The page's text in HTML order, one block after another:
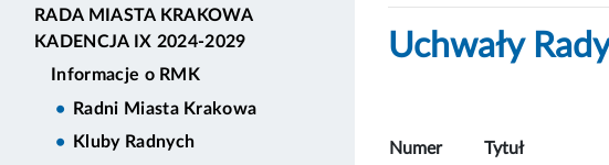
RADA MIASTA KRAKOWA
KADENCJA IX 2024-2029
Informacje o RMK
Radni Miasta Krakowa
Kluby Radnych
Uchwały
Numer Tytuł